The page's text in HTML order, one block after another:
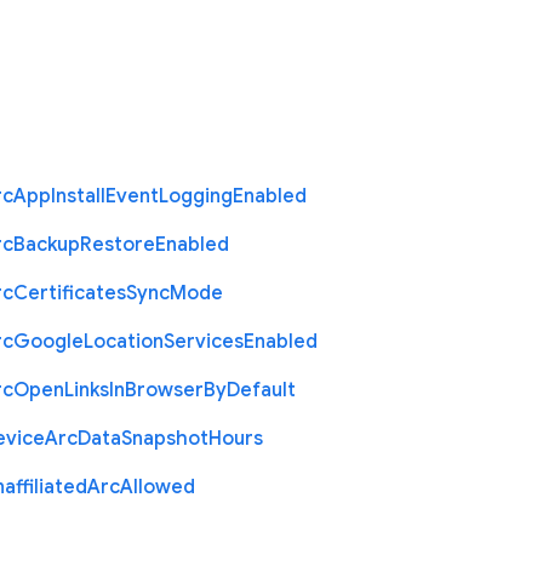
AppInstallEventLoggingEnabled
BackupRestoreEnabled
CertificatesSyncMode
GoogleLocationServicesEnabled
OpenLinksInBrowserByDefault
ArcDataSnapshotHours
ArcAllowed